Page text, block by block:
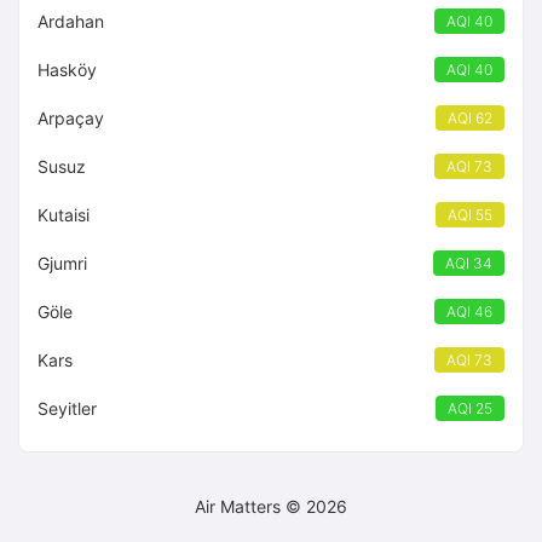
Ardahan AQI 40
Hasköy AQI 40
Arpaçay AQI 62
Susuz AQI 73
Kutaisi AQI 55
Gjumri AQI 34
Göle AQI 46
Kars AQI 73
Seyitler AQI 25
Air Matters © 2026